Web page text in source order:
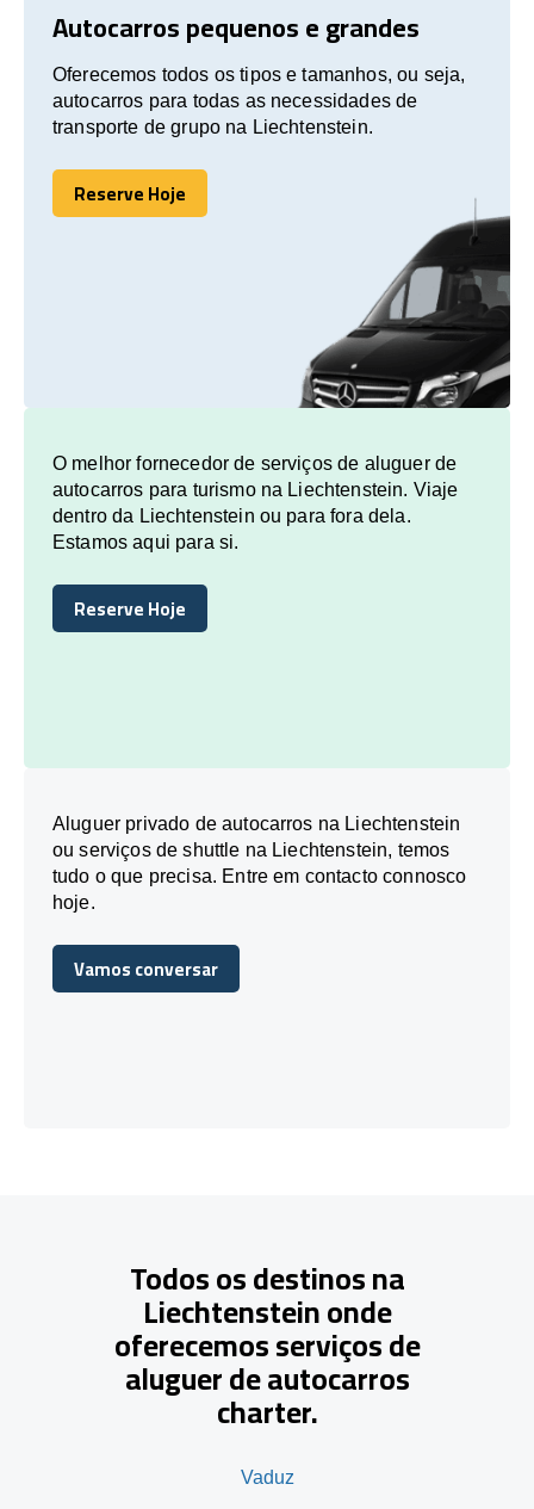
Autocarros pequenos e grandes
Oferecemos todos os tipos e tamanhos, ou seja,
autocarros para todas as necessidades de
transporte de grupo na Liechtenstein.
Reserve Hoje
Reserve Hoje
O melhor fornecedor de serviços de aluguer de
autocarros para turismo na Liechtenstein. Viaje
dentro da Liechtenstein ou para fora dela.
Estamos aqui para si.
Reserve Hoje
Reserve Hoje
Aluguer privado de autocarros na Liechtenstein
ou serviços de shuttle na Liechtenstein, temos
tudo o que precisa. Entre em contacto connosco
hoje.
Vamos conversar
Vamos conversar
Todos os destinos na
Liechtenstein onde
oferecemos serviços de
aluguer de autocarros
charter.
Vaduz